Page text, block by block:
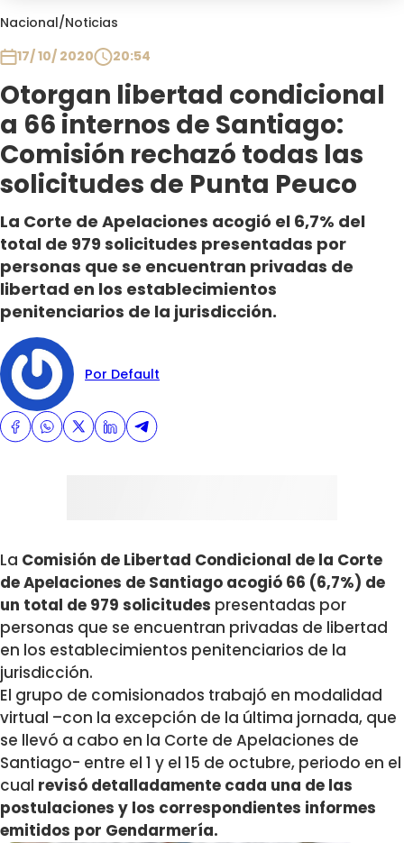
Nacional/Noticias
17/ 10/ 2020
20:54
Otorgan libertad condicional
a 66 internos de Santiago:
Comisión rechazó todas las
solicitudes de Punta Peuco
La Corte de Apelaciones acogió el 6,7% del
total de 979 solicitudes presentadas por
personas que se encuentran privadas de
libertad en los establecimientos
penitenciarios de la jurisdicción.
Por Default
La Comisión de Libertad Condicional de la Corte
de Apelaciones de Santiago acogió 66 (6,7%) de
un total de 979 solicitudes presentadas por
personas que se encuentran privadas de libertad
en los establecimientos penitenciarios de la
jurisdicción.
El grupo de comisionados trabajó en modalidad
virtual –con la excepción de la última jornada, que
se llevó a cabo en la Corte de Apelaciones de
Santiago- entre el 1 y el 15 de octubre, periodo en el
cual revisó detalladamente cada una de las
postulaciones y los correspondientes informes
emitidos por Gendarmería.
Club De La Comedia
Plan Perfecto
El Tiempo
Sabingo
Todos Los Programas